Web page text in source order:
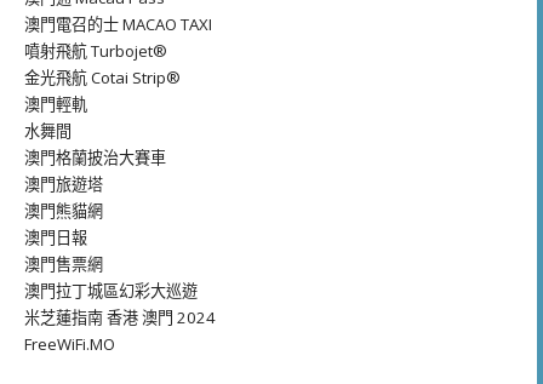
澳門電召的士 MACAO TAXI
噴射飛航 Turbojet®
金光飛航 Cotai Strip®
澳門輕軌
水舞間
澳門格蘭披治大賽車
澳門旅遊塔
澳門熊貓網
澳門日報
澳門售票網
澳門拉丁城區幻彩大巡遊
米芝蓮指南 香港 澳門 2024
FreeWiFi.MO